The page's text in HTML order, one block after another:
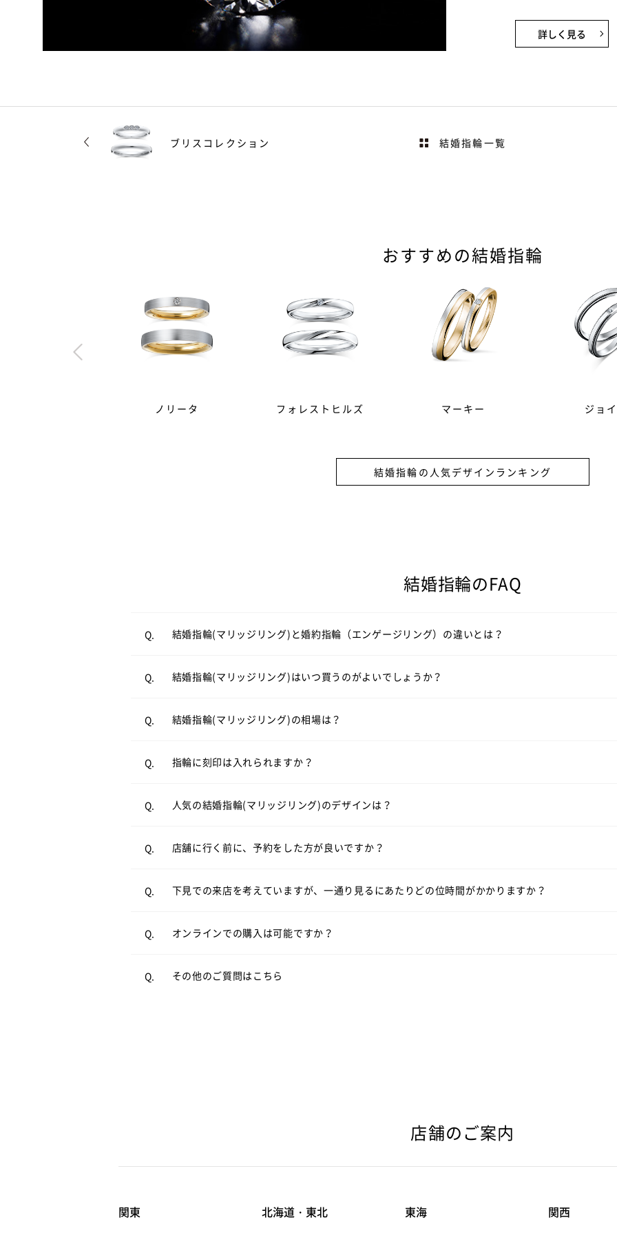
詳しく見る
結婚指輪一覧
ブリスコレクション
おすすめの結婚指輪
ノリータ フォレストヒルズ マーキー ジョ
結婚指輪の人気デザインランキング
結婚指輪のFAQ
Q. 結婚指輪(マリッジリング)と婚約指輪（エンゲージリング）の違いとは？
婚約指輪（エンゲージリング）は結婚の証として贈る記念品。その意味を強めるため、ダイヤモ
輪が主流です。一方、毎日身につけるのが結婚指輪（マリッジリング）。シンプルで飽きのこな
Q. 結婚指輪(マリッジリング)はいつ買うのがよいでしょうか？
近はご入籍が先の方も多く、その場合はご入籍の3ヶ月前にはご準備されると安心です。
Q. 結婚指輪(マリッジリング)の相場は？
案させていただきます。
Q. 指輪に刻印は入れられますか？
A. リングの内側にお好きなアルファベット・数字などを刻印できます。（無料）
Q. 人気の結婚指輪(マリッジリング)のデザインは？
ンが人気です。
Q. 店舗に行く前に、予約をした方が良いですか？
とお待たせすることなくスムーズにご案内させて頂きます。
Q. 下見での来店を考えていますが、一通り見るにあたりどの位時間がかかりますか？
Q. オンラインでの購入は可能ですか？
電話でのご相談も承っております。
Q. その他のご質問はこちら
A. よくあるご質問をご覧ください。
店舗のご案内
関東 北海道・東北 東海 関西